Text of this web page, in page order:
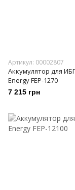
Артикул: 00002807
Аккумулятор для
Energy FEP-1270
7 215 грн